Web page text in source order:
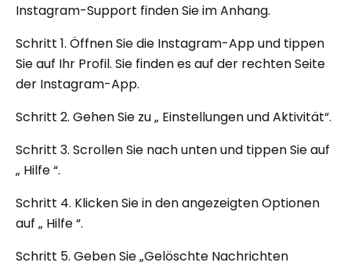
Instagram-Support finden Sie im Anhang.
Schritt 1. Öffnen Sie die Instagram-App und tippen
Sie auf Ihr Profil. Sie finden es auf der rechten Seite
der Instagram-App.
Schritt 2. Gehen Sie zu „ Einstellungen und Aktivität“.
Schritt 3. Scrollen Sie nach unten und tippen Sie auf
„ Hilfe “.
Schritt 4. Klicken Sie in den angezeigten Optionen
auf „ Hilfe “.
Schritt 5. Geben Sie „Gelöschte Nachrichten